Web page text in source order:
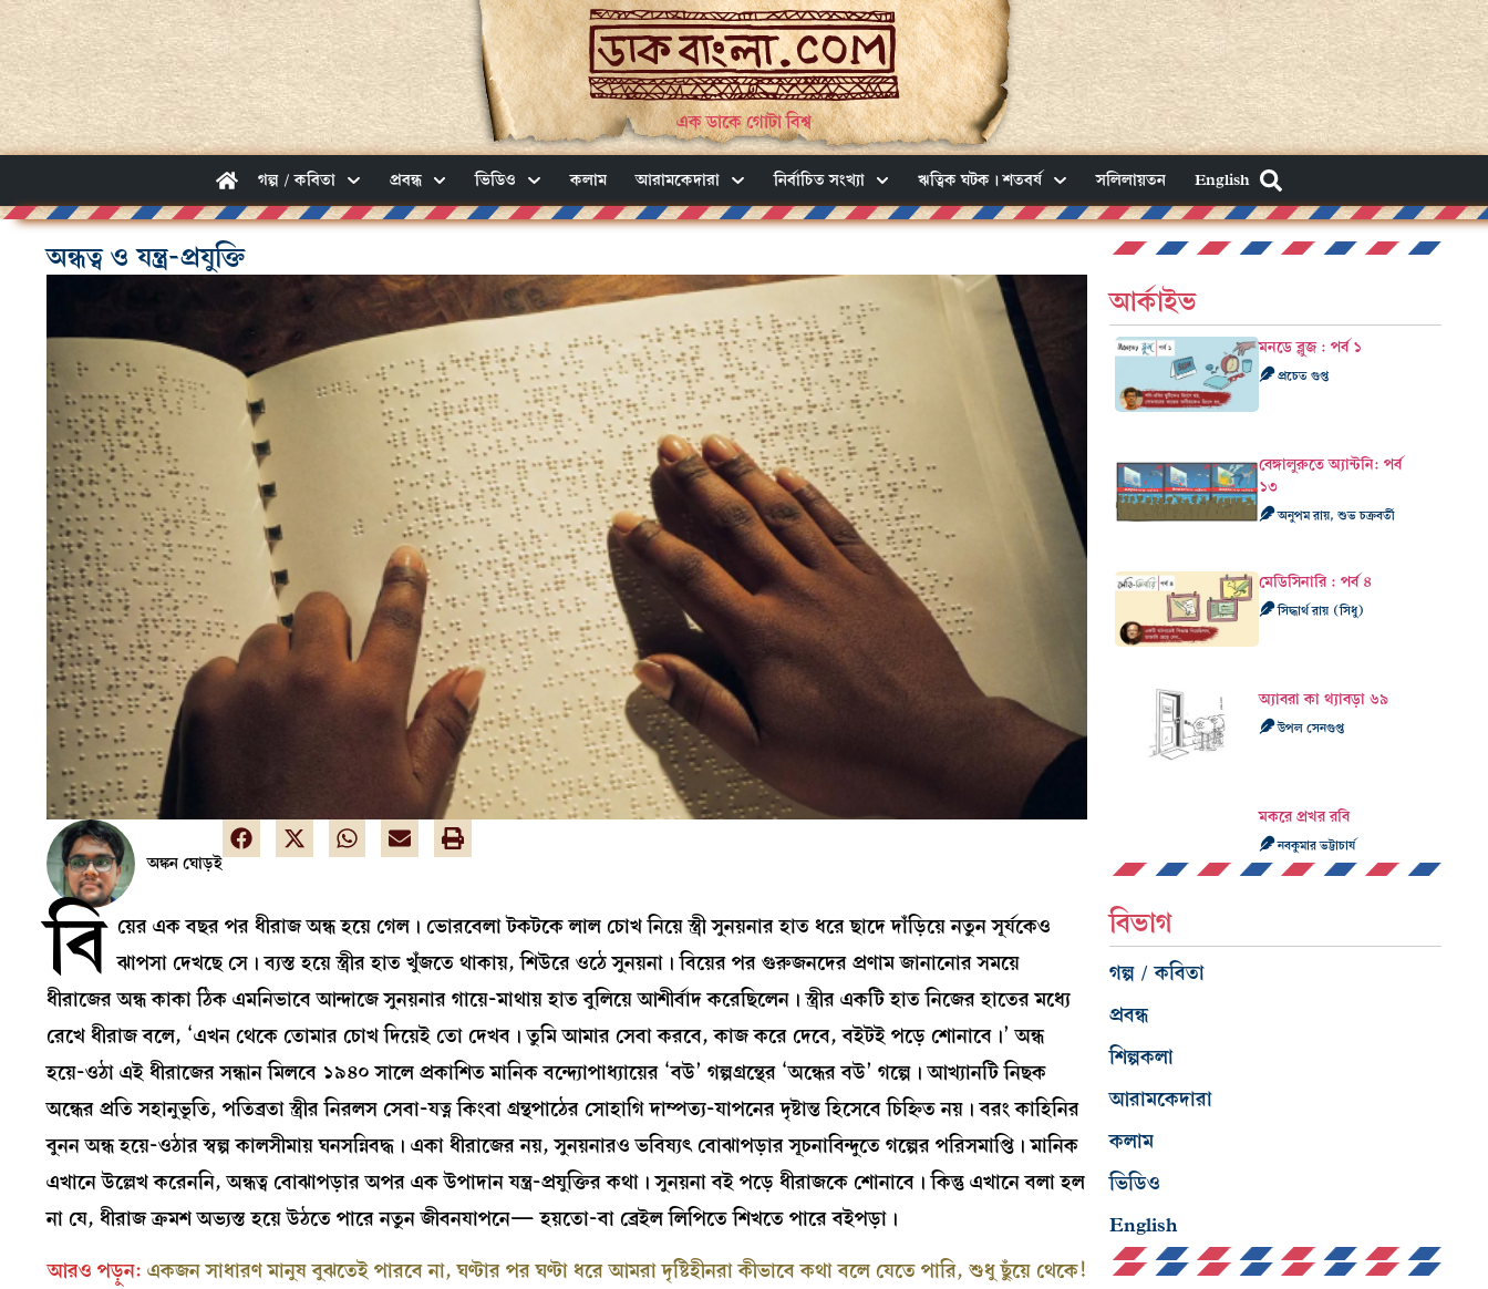
এক ডাকে গোটা বিশ্ব
গল্প / কবিতা প্রবন্ধ ভিডিও কলাম আরামকেদারা নির্বাচিত সংখ্যা ঋত্বিক ঘটক। শতবর্ষ সলিলায়তন English
অন্ধত্ব ও যন্ত্র-প্রযুক্তি
অঙ্কন ঘোড়ই
বি য়ের এক বছর পর ধীরাজ অন্ধ হয়ে গেল। ভোরবেলা টকটকে লাল চোখ নিয়ে স্ত্রী সুনয়নার হাত ধরে ছাদে দাঁড়িয়ে নতুন সূর্যকেও
ঝাপসা দেখছে সে। ব্যস্ত হয়ে স্ত্রীর হাত খুঁজতে থাকায়, শিউরে ওঠে সুনয়না। বিয়ের পর গুরুজনদের প্রণাম জানানোর সময়ে
ধীরাজের অন্ধ কাকা ঠিক এমনিভাবে আন্দাজে সুনয়নার গায়ে-মাথায় হাত বুলিয়ে আশীর্বাদ করেছিলেন। স্ত্রীর একটি হাত নিজের হাতের মধ্যে
রেখে ধীরাজ বলে, ‘এখন থেকে তোমার চোখ দিয়েই তো দেখব। তুমি আমার সেবা করবে, কাজ করে দেবে, বইটই পড়ে শোনাবে।’ অন্ধ
হয়ে-ওঠা এই ধীরাজের সন্ধান মিলবে ১৯৪০ সালে প্রকাশিত মানিক বন্দ্যোপাধ্যায়ের ‘বউ’ গল্পগ্রন্থের ‘অন্ধের বউ’ গল্পে। আখ্যানটি নিছক
অন্ধের প্রতি সহানুভূতি, পতিব্রতা স্ত্রীর নিরলস সেবা-যত্ন কিংবা গ্রন্থপাঠের সোহাগি দাম্পত্য-যাপনের দৃষ্টান্ত হিসেবে চিহ্নিত নয়। বরং কাহিনির
বুনন অন্ধ হয়ে-ওঠার স্বল্প কালসীমায় ঘনসন্নিবদ্ধ। একা ধীরাজের নয়, সুনয়নারও ভবিষ্যৎ বোঝাপড়ার সূচনাবিন্দুতে গল্পের পরিসমাপ্তি। মানিক
এখানে উল্লেখ করেননি, অন্ধত্ব বোঝাপড়ার অপর এক উপাদান যন্ত্র-প্রযুক্তির কথা। সুনয়না বই পড়ে ধীরাজকে শোনাবে। কিন্তু এখানে বলা হল
না যে, ধীরাজ ক্রমশ অভ্যস্ত হয়ে উঠতে পারে নতুন জীবনযাপনে— হয়তো-বা ব্রেইল লিপিতে শিখতে পারে বইপড়া।
আরও পড়ুন: একজন সাধারণ মানুষ বুঝতেই পারবে না, ঘণ্টার পর ঘণ্টা ধরে আমরা দৃষ্টিহীনরা কীভাবে কথা বলে যেতে পারি, শুধু ছুঁয়ে থেকে!
আর্কাইভ
মনডে ব্লুজ : পর্ব ১
প্রচেত গুপ্ত
বেঙ্গালুরুতে অ্যান্টনি: পর্ব
১৩
অনুপম রায়, শুভ চক্রবর্তী
মেডিসিনারি : পর্ব ৪
সিদ্ধার্থ রায় (সিধু)
অ্যাবরা কা থ্যাবড়া ৬৯
উপল সেনগুপ্ত
মকরে প্রখর রবি
নবকুমার ভট্টাচার্য
বিভাগ
গল্প / কবিতা
প্রবন্ধ
শিল্পকলা
আরামকেদারা
কলাম
ভিডিও
English